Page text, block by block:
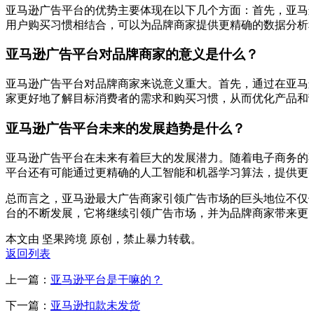
亚马逊广告平台的优势主要体现在以下几个方面：首先，亚
用户购买习惯相结合，可以为品牌商家提供更精确的数据分
亚马逊广告平台对品牌商家的意义是什么？
亚马逊广告平台对品牌商家来说意义重大。首先，通过在亚
家更好地了解目标消费者的需求和购买习惯，从而优化产品
亚马逊广告平台未来的发展趋势是什么？
亚马逊广告平台在未来有着巨大的发展潜力。随着电子商务
平台还有可能通过更精确的人工智能和机器学习算法，提供
总而言之，亚马逊最大广告商家引领广告市场的巨头地位不
台的不断发展，它将继续引领广告市场，并为品牌商家带来更
本文由 坚果跨境 原创，禁止暴力转载。
返回列表
上一篇： 亚马逊平台是干嘛的？
下一篇： 亚马逊扣款未发货